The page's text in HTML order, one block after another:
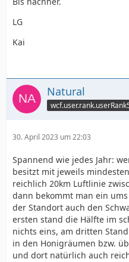
LG
Kai
Natural
30. April 2023 um 22:03
Spannend wie jedes Jahr:
besitzt mit jeweils
reichlich 20km Luftlinie
dann bekommt man ein
der Standort auch den
ersten stand die Hälfte im
nichts eins, am dritten
in den Honigräumen bzw.
und dort natürlich auch